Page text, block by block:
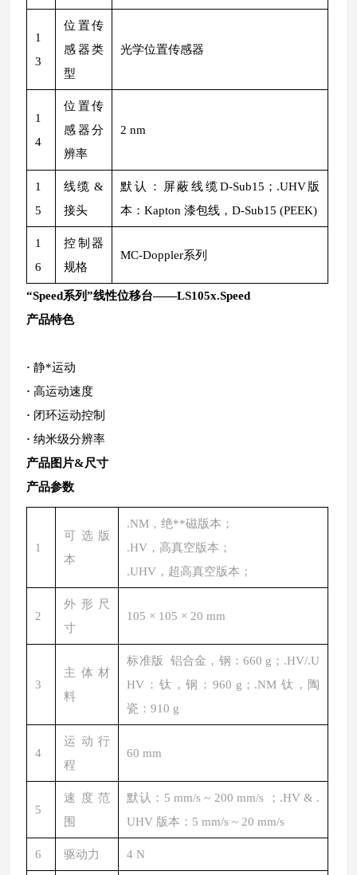
1
3
位置传
感器类
型
光学位置传感器
1
4
位置传
感器分
辨率
2 nm
1
5
线缆 &
接头
默认：屏蔽线缆D-Sub15；.UHV版
本：Kapton 漆包线，D-Sub15 (PEEK)
1
6
控制器
规格
MC-Doppler系列
“Speed系列”线性位移台——LS105x.Speed
产品特色
·静*运动
·高运动速度
· 闭环运动控制
·纳米级分辨率
产品图片&尺寸
产品参数
1
可选版
本
.NM，绝**磁版本；
.HV，高真空版本；
.UHV，超高真空版本；
2
外形尺
寸
105 × 105 × 20 mm
3
主体材
料
标准版 铝合金，钢：660 g；.HV/.U
HV：钛，钢：960 g；.NM 钛，陶
瓷：910 g
4
运动行
程
60 mm
5
速度范
围
默认：5 mm/s ~ 200 mm/s ；.HV & .
UHV 版本：5 mm/s ~ 20 mm/s
6 驱动力 4 N